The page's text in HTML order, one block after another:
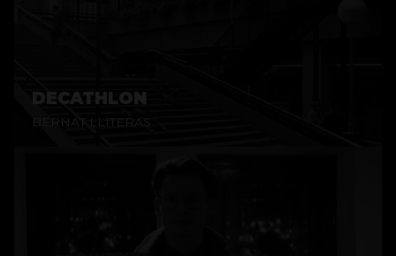
DECATHLON
BERNAT LLITERAS